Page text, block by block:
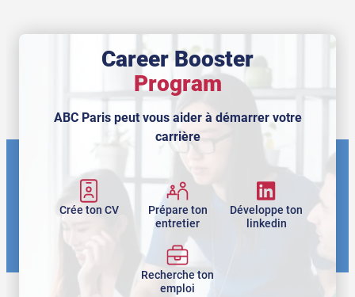
Career Booster
Program
ABC Paris peut vous aider à démarrer votre
carrière
Crée ton CV
Prépare ton
entretier
Développe ton
linkedin
Recherche ton
emploi